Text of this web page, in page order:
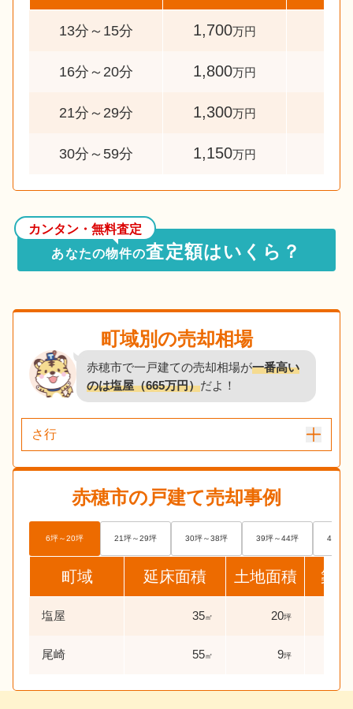
13分～15分 1,700万円
16分～20分 1,800万円
21分～29分 1,300万円
30分～59分 1,150万円
カンタン・無料査定
あなたの物件の査定額はいくら？
町域別の売却相場
赤穂市で一戸建ての売却相場が一番高い
のは塩屋（665万円）だよ！
さ行
赤穂市の戸建て売却事例
6坪～20坪 21坪～29坪 30坪～38坪 39坪～44坪 45坪
町域 延床面積 土地面積 築
塩屋 35㎡ 20坪
尾崎 55㎡ 9坪